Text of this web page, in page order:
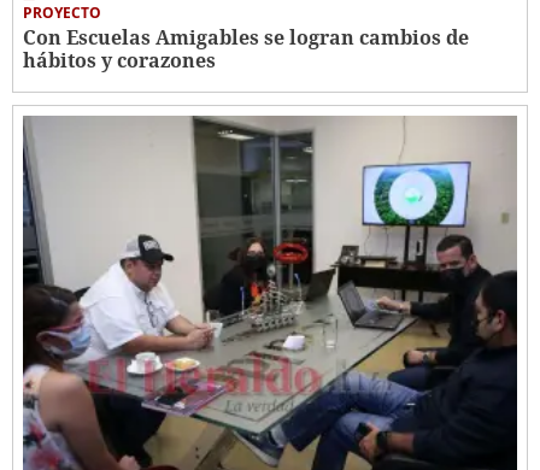
PROYECTO
Con Escuelas Amigables se logran cambios de
hábitos y corazones